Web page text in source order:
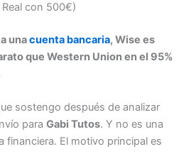
con 500€)
unacuenta bancaria, Wise es
que Western Union en el 95%
sostengo después de analizar
para Gabi Tutos. Y no es una
financiera. El motivo principal es